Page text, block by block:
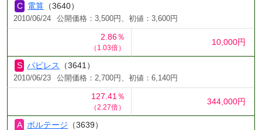
電算 （3640）
2010/06/24 公開価格：3,500円、初値：3,600円
2.86％
（1.03倍）
10,000円
パピレス （3641）
2010/06/23 公開価格：2,700円、初値：6,140円
127.41％
（2.27倍）
344,000円
ボルテージ （3639）